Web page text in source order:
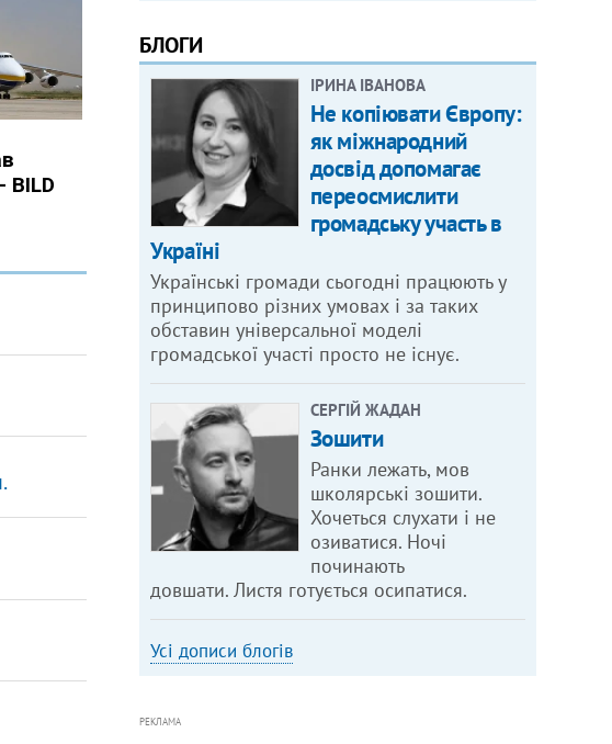
БЛОГИ
ІРИНА ІВАНОВА
Не копіювати Європу:
як міжнародний
досвід допомагає
переосмислити
громадську участь в
Україні
Українські громади сьогодні працюють у
принципово різних умовах і за таких
обставин універсальної моделі
громадської участі просто не існує.
СЕРГІЙ ЖАДАН
Зошити
Ранки лежать, мов
школярські зошити.
Хочеться слухати і не
озиватися. Ночі
починають
довшати. Листя готується осипатися.
Усі дописи блогів
РЕКЛАМА